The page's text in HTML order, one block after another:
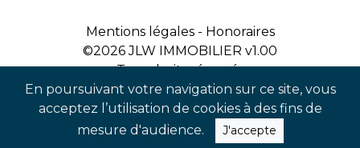
En poursuivant votre navigation sur ce site, vous
acceptez l’utilisation de cookies à des fins de
mesure d'audience.
J'accepte
Mentions légales- Honoraires
©2026JLW IMMOBILIER v1.00
Tous droits réservés